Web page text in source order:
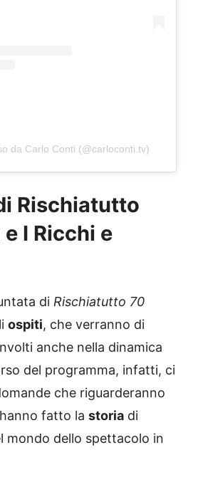
da Carlo Conti (@carloconti.tv)
Rischiatutto
I Ricchi e
di Rischiatutto 70
ospiti, che verranno di
anche nella dinamica
del programma, infatti, ci
che riguarderanno
fatto la storia di
mondo dello spettacolo in